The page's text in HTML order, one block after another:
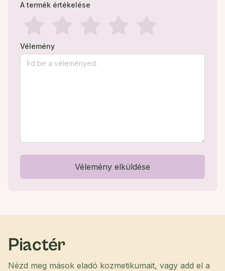
A termék értékelése
Vélemény
Vélemény elküldése
Piactér
Nézd meg mások eladó kozmetikumait, vagy add el a